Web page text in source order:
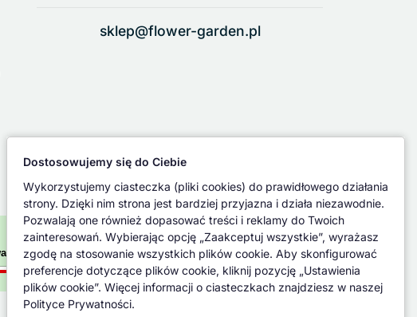
sklep@flower-garden.pl
Dostosowujemy się do Ciebie
Wykorzystujemy ciasteczka (pliki cookies) do prawidłowego działania
strony. Dzięki nim strona jest bardziej przyjazna i działa niezawodnie.
Pozwalają one również dopasować treści i reklamy do Twoich
zainteresowań. Wybierając opcję „Zaakceptuj wszystkie”, wyrażasz
zgodę na stosowanie wszystkich plików cookie. Aby skonfigurować
preferencje dotyczące plików cookie, kliknij pozycję „Ustawienia
plików cookie”. Więcej informacji o ciasteczkach znajdziesz w naszej
Polityce Prywatności.